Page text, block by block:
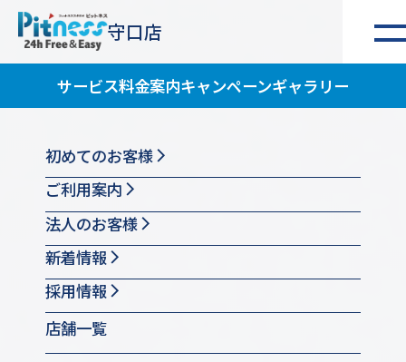
守口店
サービス料金案内キャンペーンギャラリー
初めてのお客様
ご利用案内
法人のお客様
新着情報
採用情報
店舗一覧